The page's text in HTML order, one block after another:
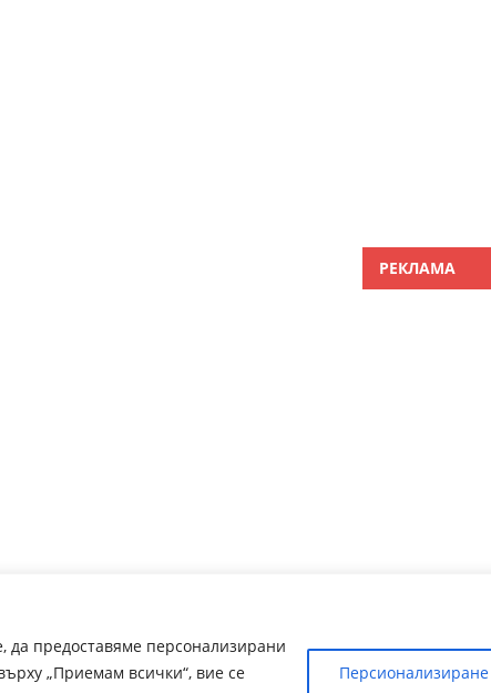
предоставяме персонализирани
„Приемам всички“, вие се
Персионализиране
РЕКЛАМА